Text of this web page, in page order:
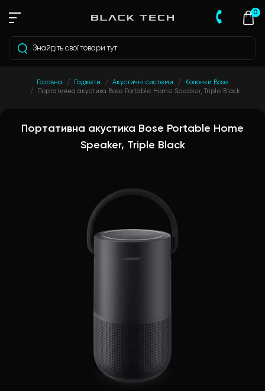
0
Головна Гаджети Акустичні системи
Колонки Bose
Портативна акустика Bose Portable Home Speaker, Triple Black
Портативна акустика Bose Portable Home
Speaker, Triple Black